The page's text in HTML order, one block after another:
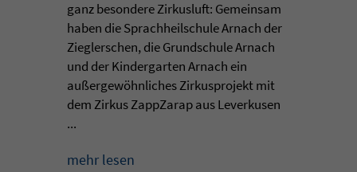
ganz besondere Zirkusluft: Gemeinsam
haben die Sprachheilschule Arnach der
Zieglerschen, die Grundschule Arnach
und der Kindergarten Arnach ein
außergewöhnliches Zirkusprojekt mit
dem Zirkus ZappZarap aus Leverkusen
...
mehr lesen